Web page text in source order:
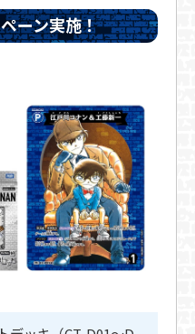
ーン実施！